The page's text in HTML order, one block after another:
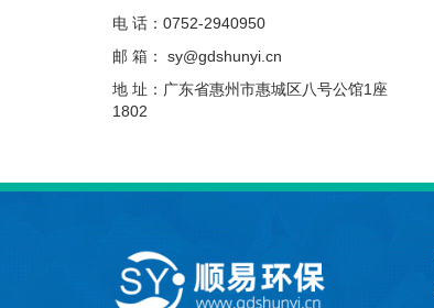
电 话：0752-2940950
邮 箱： sy@gdshunyi.cn
地 址：广东省惠州市惠城区八号公馆1座
1802